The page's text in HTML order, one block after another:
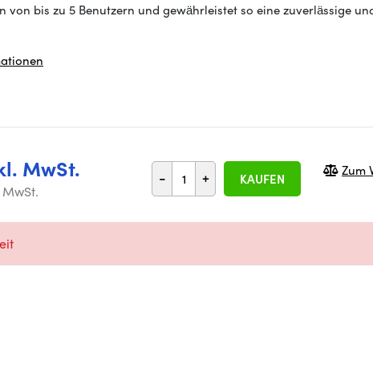
von bis zu 5 Benutzern und gewährleistet so eine zuverlässige
MwSt. - + KAUFEN
Zum